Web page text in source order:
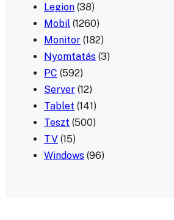
Legion (38)
Mobil (1260)
Monitor (182)
Nyomtatás (3)
PC (592)
Server (12)
Tablet (141)
Teszt (500)
TV (15)
Windows (96)